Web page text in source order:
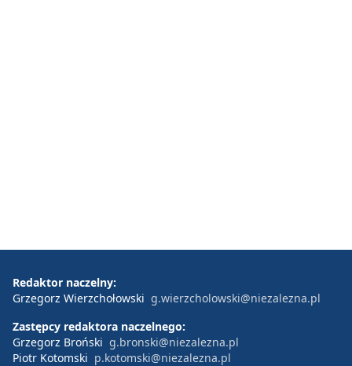
Redaktor naczelny:
Grzegorz Wierzchołowski g.wierzcholowski@niezalezna.pl
Zastępcy redaktora naczelnego:
Grzegorz Broński g.bronski@niezalezna.pl
Piotr Kotomski p.kotomski@niezalezna.pl